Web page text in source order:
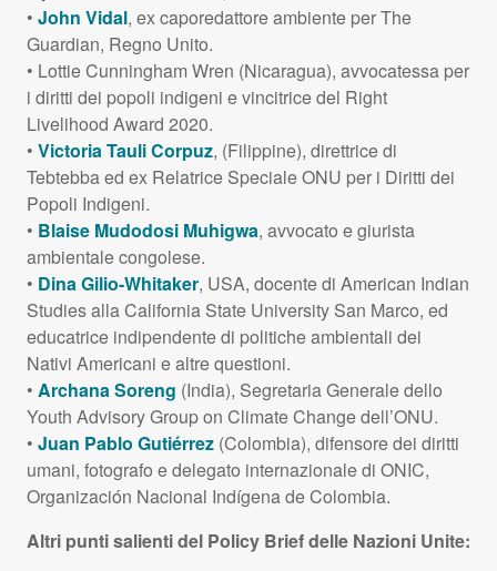
• John Vidal, ex caporedattore ambiente per The
Guardian, Regno Unito.
• Lottie Cunningham Wren (Nicaragua), avvocatessa per
i diritti dei popoli indigeni e vincitrice del Right
Livelihood Award 2020.
• Victoria Tauli Corpuz, (Filippine), direttrice di
Tebtebba ed ex Relatrice SpecialeONU per i Diritti dei
Popoli Indigeni.
• Blaise Mudodosi Muhigwa, avvocato e giurista
ambientale congolese.
• Dina Gilio-Whitaker, USA, docente di American Indian
Studies alla California State University San Marco, ed
educatrice indipendente di politiche ambientali dei
Nativi Americani e altre questioni.
• Archana Soreng (India), Segretaria Generale dello
Youth Advisory Group on Climate Change dell’ONU.
• Juan Pablo Gutiérrez (Colombia), difensore dei diritti
umani, fotografo e delegato internazionale di ONIC,
Organización Nacional Indígena de Colombia.
Altri punti salienti del Policy Brief delle Nazioni Unite: